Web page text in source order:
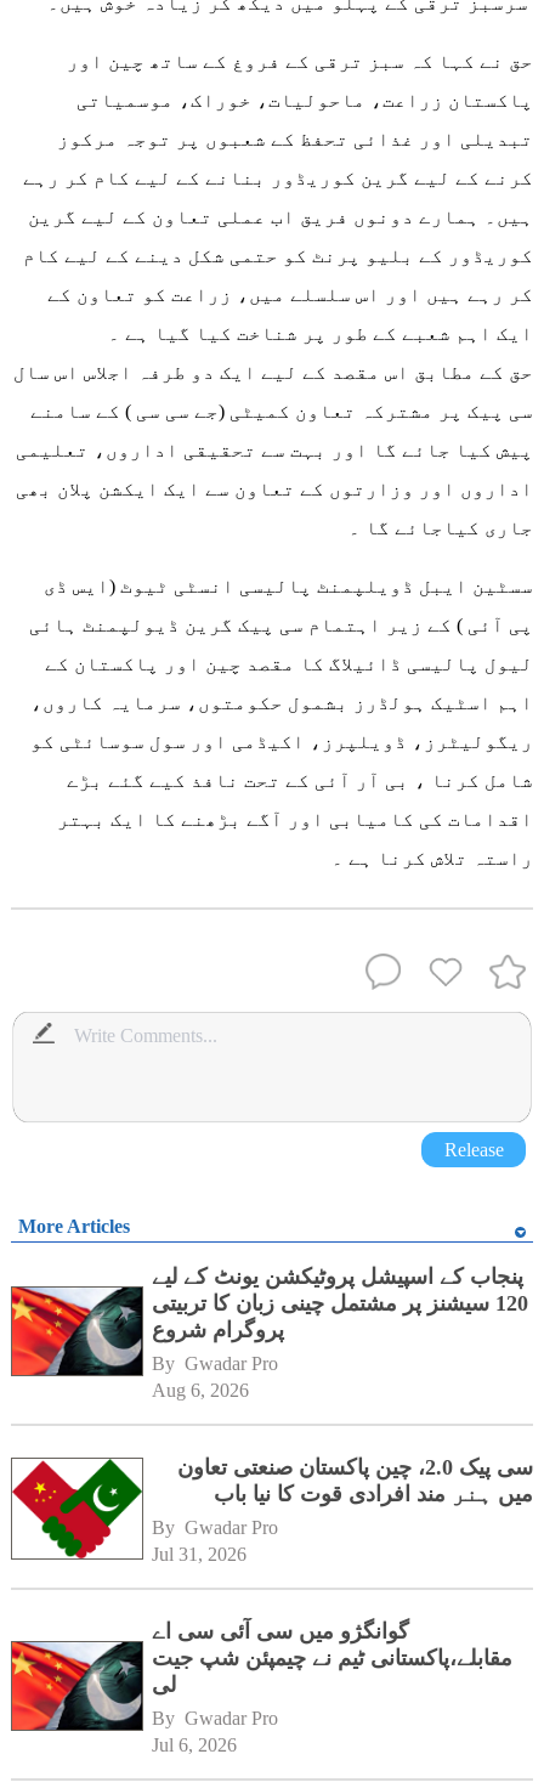
پاکستان زراعت، ماحولیات، خوراک، موسمیاتی
تبدیلی اور غذائی تحفظ کے شعبوں پر توجہ مرکوز
کرنے کے لیے گرین کوریڈور بنانے کے لیے کام کر رہے
ہیں۔ ہمارے دونوں فریق اب عملی تعاون کے لیے گرین
کوریڈور کے بلیو پرنٹ کو حتمی شکل دینے کے لیے کام
کر رہے ہیں اور اس سلسلے میں، زراعت کو تعاون کے
ایک اہم شعبے کے طور پر شناخت کیا گیا ہے ۔
حق کے مطابق اس مقصد کے لیے ایک دو طرفہ اجلاس اس سال
سی پیک پر مشترکہ تعاون کمیٹی (جے سی سی ) کے سامنے
پیش کیا جائے گا اور بہت سے تحقیقی اداروں، تعلیمی
اداروں اور وزارتوں کے تعاون سے ایک ایکشن پلان بھی
جاری کیاجائے گا ۔
پی آئی ) کے زیر اہتمام سی پیک گرین ڈیولپمنٹ ہائی
لیول پالیسی ڈائیلاگ کا مقصد چین اور پاکستان کے
اہم اسٹیک ہولڈرز بشمول حکومتوں، سرمایہ کاروں،
ریگولیٹرز، ڈویلپرز، اکیڈمی اور سول سوسائٹی کو
شامل کرنا ، بی آر آئی کے تحت نافذ کیے گئے بڑے
اقدامات کی کامیابی اور آگے بڑھنے کا ایک بہتر
راستہ تلاش کرنا ہے ۔
Release
More Articles
پنجاب کے اسپیشل پروٹیکشن یونٹ کے لیے
120 سیشنز پر مشتمل چینی زبان کا تربیتی
پروگرام شروع
By Gwadar Pro
Aug 6, 2026
سی پیک 2.0، چین پاکستان صنعتی تعاون
میں ہنر مند افرادی قوت کا نیا باب
By Gwadar Pro
Jul 31, 2026
گوانگژو میں سی آئی سی اے
مقابلے،پاکستانی ٹیم نے چیمپئن شپ جیت
لی
By Gwadar Pro
Jul 6, 2026